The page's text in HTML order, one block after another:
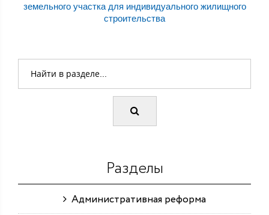
земельного участка для индивидуального жилищного
строительства
Разделы
Административная реформа